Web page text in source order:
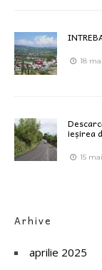
18
ieșirea
15
Arhive
aprilie 2025